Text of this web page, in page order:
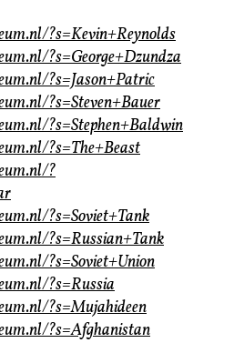
?s=Kevin+Reynolds
?s=George+Dzundza
?s=Jason+Patric
?s=Steven+Bauer
?s=Stephen+Baldwin
?s=The+Beast
?
?s=Soviet+Tank
?s=Russian+Tank
?s=Soviet+Union
?s=Russia
?s=Mujahideen
?s=Afghanistan